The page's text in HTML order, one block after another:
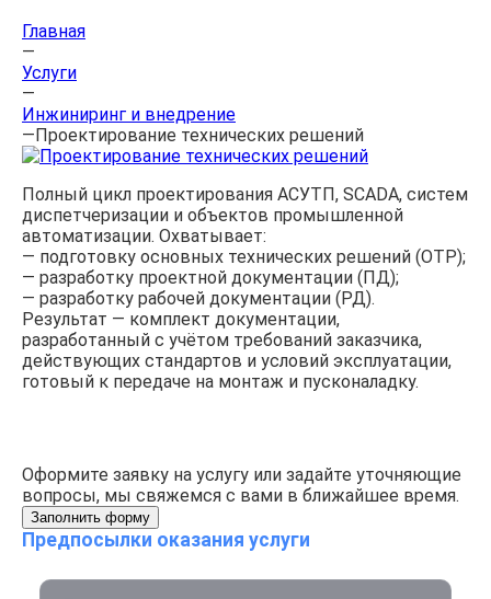
Главная
—
Услуги
—
Инжиниринг и внедрение
—Проектирование технических решений
Полный цикл проектирования АСУТП, SCADA, систем
диспетчеризации и объектов промышленной
автоматизации. Охватывает:
— подготовку основных технических решений (ОТР);
— разработку проектной документации (ПД);
— разработку рабочей документации (РД).
Результат — комплект документации,
разработанный с учётом требований заказчика,
действующих стандартов и условий эксплуатации,
готовый к передаче на монтаж и пусконаладку.
Оформите заявку на услугу или задайте уточняющие
вопросы, мы свяжемся с вами в ближайшее время.
Заполнить форму
Предпосылки оказания услуги